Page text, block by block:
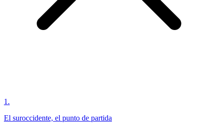
1 .
El suroccidente, el punto de partida